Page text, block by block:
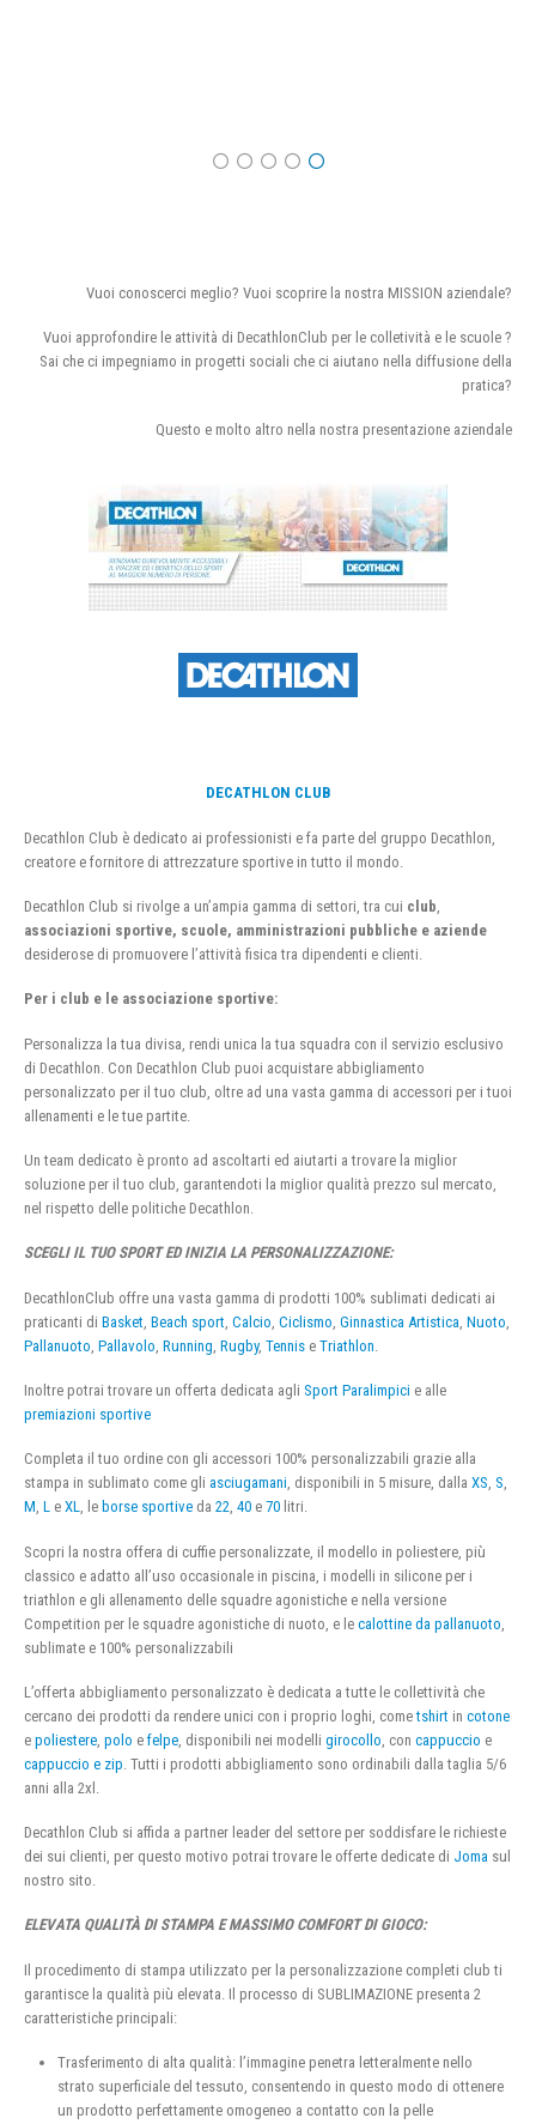
Vuoi conoscerci meglio? Vuoi scoprire la nostra MISSION aziendale?
Vuoi approfondire le attività di DecathlonClub per le colletività e le scuole ?
Sai che ci impegniamo in progetti sociali che ci aiutano nella diffusione della
pratica?
Questo e molto altro nella nostra presentazione aziendale
DECATHLON CLUB
Decathlon Club è dedicato ai professionisti e fa parte del gruppo Decathlon,
creatore e fornitore di attrezzature sportive in tutto il mondo.
Decathlon Club si rivolge a un’ampia gamma di settori, tra cui club
associazioni sportive, scuole, amministrazioni pubbliche e aziende
desiderose di promuovere l’attività fisica tra dipendenti e clienti.
Per i club e le associazione sportive:
Personalizza la tua divisa, rendi unica la tua squadra con il servizio esclusivo
di Decathlon. Con Decathlon Club puoi acquistare abbigliamento
personalizzato per il tuo club, oltre ad una vasta gamma di accessori per i tuoi
allenamenti e le tue partite.
Un team dedicato è pronto ad ascoltarti ed aiutarti a trovare la miglior
soluzione per il tuo club, garantendoti la miglior qualità prezzo sul mercato,
nel rispetto delle politiche Decathlon.
SCEGLI IL TUO SPORT ED INIZIA LA PERSONALIZZAZIONE:
DecathlonClub offre una vasta gamma di prodotti 100% sublimati dedicati ai
praticanti di Basket Beach sport Calcio Ciclismo Ginnastica Artistica Nuoto
Pallanuoto Pallavolo Running Rugby, Tennis e Triathlon
Inoltre potrai trovare un offerta dedicata agli Sport Paralimpici e alle
premiazioni sportive
Completa il tuo ordine con gli accessori 100% personalizzabili grazie alla
stampa in sublimato come gli asciugamani, disponibili in 5 misure, dalla XS, S,
M, L e XL, le borse sportive da 22, 40 e 70 litri.
Scopri la nostra offera di cuffie personalizzate, il modello in poliestere, più
classico e adatto all’uso occasionale in piscina, i modelli in silicone per i
triathlon e gli allenamento delle squadre agonistiche e nella versione
Competition per le squadre agonistiche di nuoto, e le calottine da pallanuoto
sublimate e 100% personalizzabili
L’offerta abbigliamento personalizzato è dedicata a tutte le collettività che
cercano dei prodotti da rendere unici con i proprio loghi, cometshirt in cotone
e poliestere polo e felpe , disponibili nei modelli girocollo , con cappuccio e
cappuccio e zip . Tutti i prodotti abbigliamento sono ordinabili dalla taglia 5/6
anni alla 2xl.
Decathlon Club si affida a partner leader del settore per soddisfare le richieste
dei sui clienti, per questo motivo potrai trovare le offerte dedicate di Joma sul
nostro sito.
ELEVATA QUALITÀ DI STAMPA E MASSIMO COMFORT DI GIOCO:
Il procedimento di stampa utilizzato per la personalizzazione completi club ti
garantisce la qualità più elevata. Il processo di SUBLIMAZIONE presenta 2
caratteristiche principali:
Trasferimento di alta qualità: l’immagine penetra letteralmente nello
strato superficiale del tessuto, consentendo in questo modo di ottenere
un prodotto perfettamente omogeneo a contatto con la pelle